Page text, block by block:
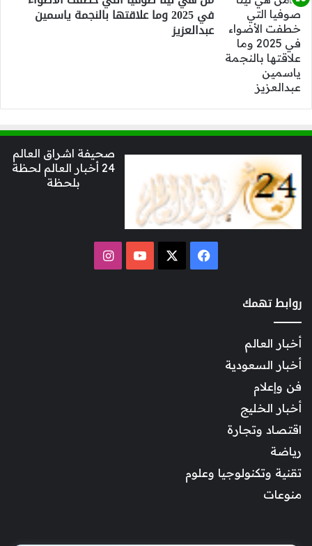
في 2025 وما علاقتها بالنجمة ياسمين
عبدالعزيز
صحيفة اشراق العالم
24 أخبار العالم لحظة
بلحظة
فيسبوك ‫YouTubeانستقرام
روابط تهمك
أخبار العالم
أخبار السعودية
فن وإعلام
أخبار الخليج
اقتصاد وتجارة
رياضة
تقنية وتكنولوجيا وعلوم
منوعات